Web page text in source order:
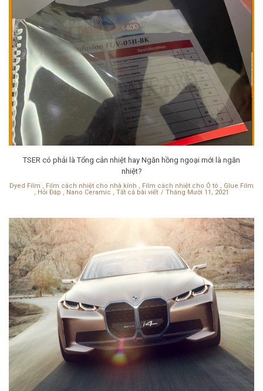
TSER có phải là Tổng cản nhiệt hay Ngăn hồng ngoại mới là ngăn
nhiệt?
Dyed Film , Film cách nhiệt cho nhà kính , Film cách nhiệt cho Ô tô , Glue Film
, Hỏi Đáp , Nano Ceramic , Tất cả bài viết Tháng Mười 11, 2021